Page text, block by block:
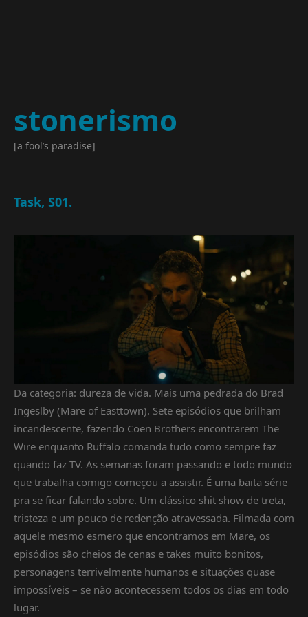
stonerismo
[a fool’s paradise]
Task, S01.
Da categoria: dureza de vida. Mais uma pedrada do Brad
Ingeslby (Mare of Easttown). Sete episódios que brilham
incandescente, fazendo Coen Brothers encontrarem The
Wire enquanto Ruffalo comanda tudo como sempre faz
quando faz TV. As semanas foram passando e todo mundo
que trabalha comigo começou a assistir. É uma baita série
pra se ficar falando sobre. Um clássico shit show de treta,
tristeza e um pouco de redenção atravessada. Filmada com
aquele mesmo esmero que encontramos em Mare, os
episódios são cheios de cenas e takes muito bonitos,
personagens terrivelmente humanos e situações quase
impossíveis – se não acontecessem todos os dias em todo
lugar.